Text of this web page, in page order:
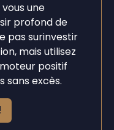
une
profond de
pas surinvestir
mais utilisez
positif
sans excès.